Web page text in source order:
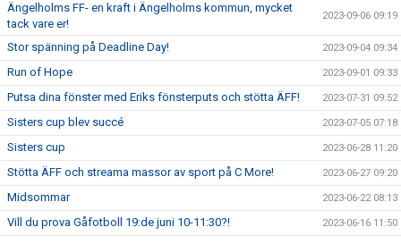
Ängelholms FF- en kraft i Ängelholms kommun, mycket
tack vare er!
2023-09-06 09:19
Stor spänning på Deadline Day! 2023-09-04 09:34
Run of Hope 2023-09-01 09:33
Putsa dina fönster med Eriks fönsterputs och stötta ÄFF! 2023-07-31 09:52
Sisters cup blev succé 2023-07-05 07:18
Sisters cup 2023-06-28 11:20
Stötta ÄFF och streama massor av sport på C More! 2023-06-27 09:20
Midsommar 2023-06-22 08:13
Vill du prova Gåfotboll 19:de juni 10-11:30?! 2023-06-16 11:50